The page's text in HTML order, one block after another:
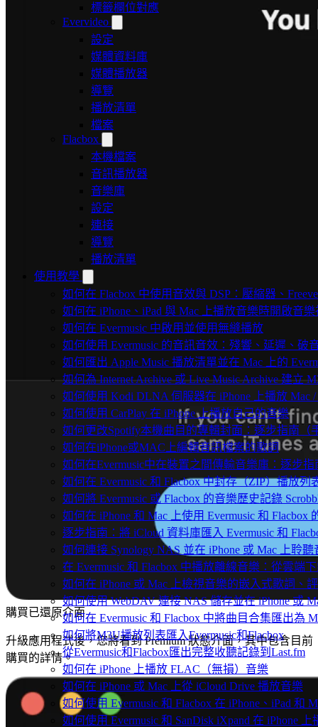
標籤欄位對應
Evervideo
設定
媒體資料庫
媒體播放器
導覽
播放清單
檔案
Flacbox
本機檔案
音訊播放器
音樂庫
設定
連接
導覽
播放清單
使用教學
如何在 Flacbox 中使用音效與 DSP：壓縮器、
如何在 iPhone、iPad 與 Mac 上播放音樂時開啟音
如何在 Evermusic 中啟用並使用無縫播放
如何使用 Evermusic 的音訊音效：殘響、延遲、破
如何匯出 Apple Music 播放清單並在 Mac 上的
如何為 Internet Archive 或 Live Music Archive 建立
如何使用 Kodi DLNA 伺服器在 iPhone 上播放 Mac
如何使用 CarPlay 在 iPhone 上播放自己的音樂
如何更改Spotify本機曲目的專輯封面：逐步指南（
如何在iPhone或MAC上編輯音訊檔案的歌詞
如何在Evermusic中在裝置之間傳輸音樂庫：逐步指
如何在 Evermusic 和 Flacbox 中封存（ZIP）播放
如何將 Evermusic 或 Flacbox 的音樂歷史記錄
如何在 iPhone 和 Mac 上使用 Evermusic 和 Flacbox
逐步指南：將 iCloud 資料庫匯入 Evermusic 和
如何連接 Synology NAS 並在 iPhone 或 Mac 上聆聽
在 Evermusic 和 Flacbox 中播放離線音樂：從雲端
如何在 iPhone 或 Mac 上檢視音樂的嵌入式歌詞、
如何使用 WebDAV 連接 NAS 儲存並在 iPhone 或
如何在 Evermusic 和 Flacbox 中將曲目合集匯出為
如何將M3U播放列表匯入Evermusic和Flacbox
從Evermusic和Flacbox匯出完整收聽記錄到Last.fm
如何在 iPhone 上播放 FLAC（無損）音樂
如何在 iPhone 或 Mac 上從 iCloud Drive 播放音樂
如何使用 Evermusic 和 Flacbox 在 iPhone、iPad 和
如何使用 Evermusic 和 SanDisk iXpand 在 iPhone
購買已還原介面
升級應用程式後，您將看到 Premium 狀態介面，其中包含目前
購買的詳情。